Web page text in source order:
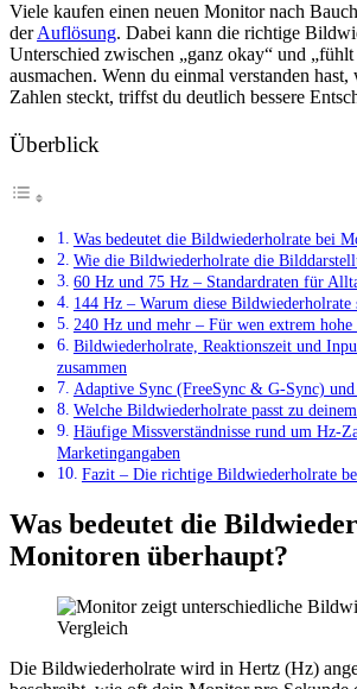
Viele kaufen einen neuen Monitor nach
derAuflösung. Dabei kann die richtige
Unterschied zwischen „ganz okay“ und
ausmachen. Wenn du einmal verstanden
Zahlen steckt, triffst du deutlich bessere
Überblick
Was bedeutet die Bildwiederholrate bei
Wie die Bildwiederholrate die
60 Hz und 75 Hz – Standardraten für
144 Hz – Warum diese Bildwiederholrate
240 Hz und mehr – Für wen extrem
Bildwiederholrate, Reaktionszeit und
zusammen
Adaptive Sync (FreeSync & G-Sync)
Welche Bildwiederholrate passt zu
Häufige Missverständnisse rund um Hz-
Marketingangaben
Fazit – Die richtige Bildwiederholrate
Was bedeutet die
Monitoren überhaupt?
Die Bildwiederholrate wird in Hertz (Hz)